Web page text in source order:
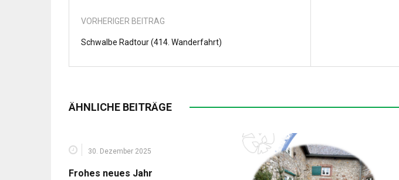
VORHERIGER BEITRAG
Schwalbe Radtour (414. Wanderfahrt)
ÄHNLICHE BEITRÄGE
30. Dezember 2025
Frohes neues Jahr